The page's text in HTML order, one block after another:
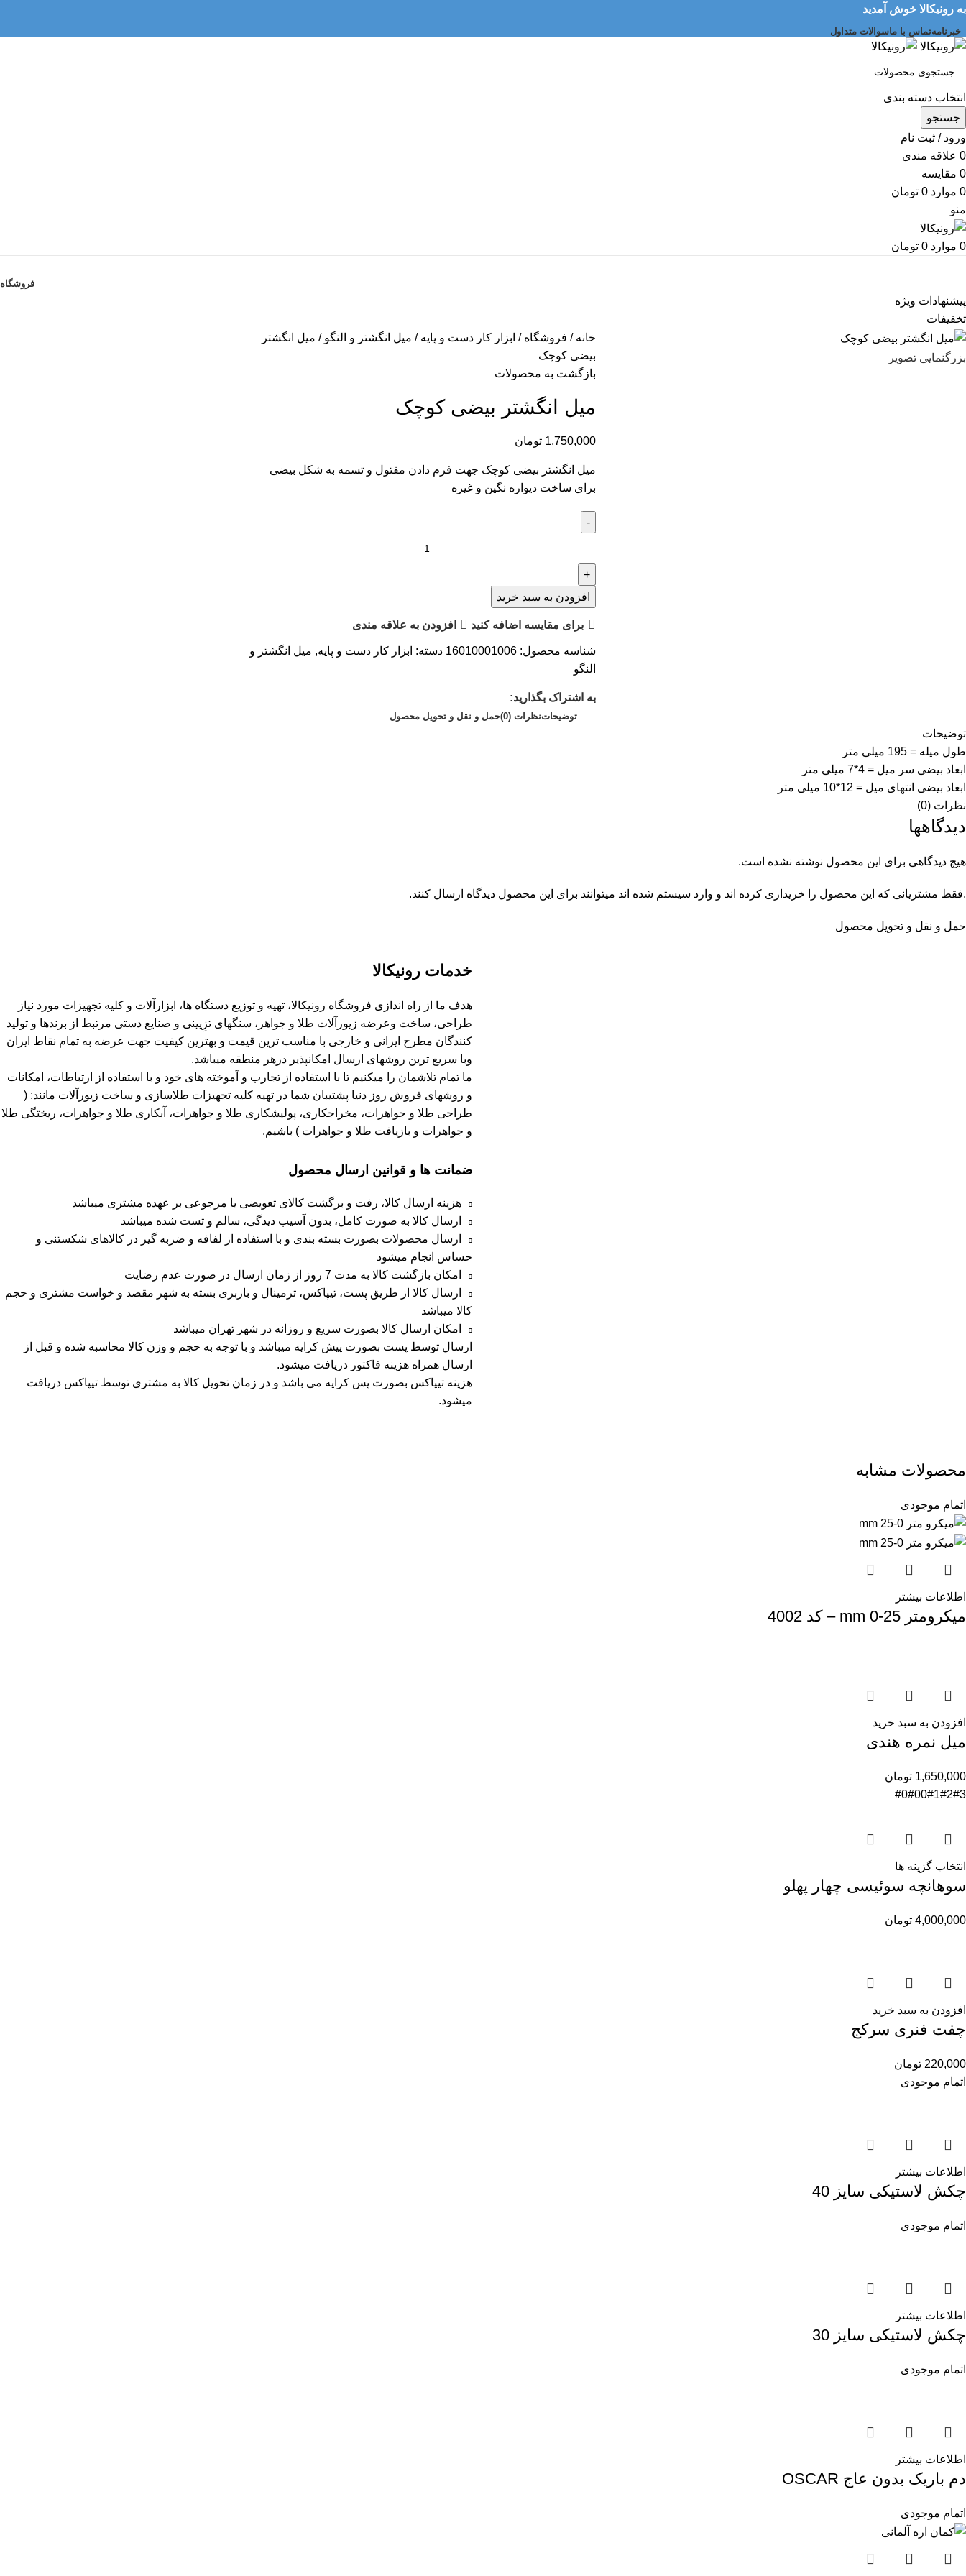
به رونیکالا خوش آمدید
خبرنامهتماس با ماسوالات متداول
انتخاب دسته بندی
جستجو
ورود / ثبت نام
0 علاقه مندی
0 مقایسه
0 موارد 0 تومان
منو
0 موارد 0 تومان
فروشگاه
پیشنهادات ویژه
تخفیفات
بزرگنمایی تصویر
خانه فروشگاه ابزار کار دست و پایه میل انگشتر و النگو میل انگشتر
بیضی کوچک
بازگشت به محصولات
میل انگشتر بیضی کوچک
1,750,000 تومان
میل انگشتر بیضی کوچک جهت فرم دادن مفتول و تسمه به شکل بیضی
برای ساخت دیواره نگین و غیره
افزودن به سبد خرید
برای مقایسه اضافه کنید افزودن به علاقه مندی
شناسه محصول:16010001006 دسته: ابزار کار دست و پایه, میل انگشتر و
النگو
به اشتراک بگذارید:
توضیحاتنظرات (0) حمل و نقل و تحویل محصول
توضیحات
طول میله = 195 میلی متر
ابعاد بیضی سر میل = 4*7 میلی متر
ابعاد بیضی انتهای میل = 12*10 میلی متر
نظرات (0)
دیدگاهها
هیچ دیدگاهی برای این محصول نوشته نشده است.
.فقط مشتریانی که این محصول را خریداری کرده اند و وارد سیستم شده اند میتوانند برای این محصول دیدگاه ارسال کنند.
حمل و نقل و تحویل محصول
خدمات رونیکالا
هدف ما از راه اندازی فروشگاه رونیکالا، تهیه و توزیع دستگاه ها، ابزارآلات و کلیه تجهیزات مورد نیاز
طراحی، ساخت وعرضه زیورآلات طلا و جواهر، سنگهای تزِیینی و صنایع دستی مرتبط از برندها و تولید
کنندگان مطرح ایرانی و خارجی با مناسب ترین قیمت و بهترین کیفیت جهت عرضه به تمام نقاط ایران
وبا سریع ترین روشهای ارسال امکانپذیر درهر منطقه میباشد.
ما تمام تلاشمان را میکنیم تا با استفاده از تجارب و آموخته های خود و با استفاده از ارتباطات، امکانات
و روشهای فروش روز دنیا پشتیبان شما در تهیه کلیه تجهیزات طلاسازی و ساخت زیورآلات مانند: (
طراحی طلا و جواهرات، مخراجکاری، پولیشکاری طلا و جواهرات، آبکاری طلا و جواهرات، ریختگی طلا
و جواهرات و بازیافت طلا و جواهرات ) باشیم.
ضمانت ها و قوانین ارسال محصول
هزینه ارسال کالا، رفت و برگشت کالای تعویضی یا مرجوعی بر عهده مشتری میباشد
ارسال کالا به صورت کامل، بدون آسیب دیدگی، سالم و تست شده میباشد
ارسال محصولات بصورت بسته بندی و با استفاده از لفافه و ضربه گیر در کالاهای شکستنی و
حساس انجام میشود
امکان بازگشت کالا به مدت 7 روز از زمان ارسال در صورت عدم رضایت
ارسال کالا از طریق پست، تیپاکس، ترمینال و باربری بسته به شهر مقصد و خواست مشتری و حجم
کالا میباشد
امکان ارسال کالا بصورت سریع و روزانه در شهر تهران میباشد
ارسال توسط پست بصورت پیش کرایه میباشد و با توجه به حجم و وزن کالا محاسبه شده و قبل از
ارسال همراه هزینه فاکتور دریافت میشود.
هزینه تیپاکس بصورت پس کرایه می باشد و در زمان تحویل کالا به مشتری توسط تیپاکس دریافت
میشود.
محصولات مشابه
اتمام موجودی
اطلاعات بیشتر
میکرومتر mm 0-25 – کد 4002
افزودن به سبد خرید
میل نمره هندی
1,650,000 تومان
#0#00#1#2#3
انتخاب گزینه ها
سوهانچه سوئیسی چهار پهلو
4,000,000 تومان
افزودن به سبد خرید
چفت فنری سرکج
220,000 تومان
اتمام موجودی
اطلاعات بیشتر
چکش لاستیکی سایز 40
اتمام موجودی
اطلاعات بیشتر
چکش لاستیکی سایز 30
اتمام موجودی
اطلاعات بیشتر
دم باریک بدون عاج OSCAR
اتمام موجودی